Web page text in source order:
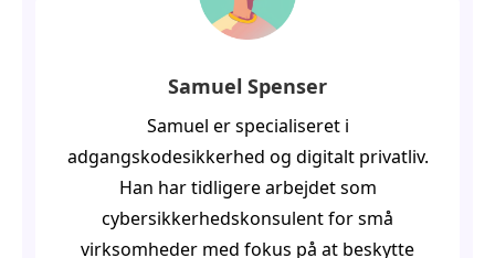
Samuel Spenser
Samuel er specialiseret i
adgangskodesikkerhed og digitalt privatliv.
Han har tidligere arbejdet som
cybersikkerhedskonsulent for små
virksomheder med fokus på at beskytte